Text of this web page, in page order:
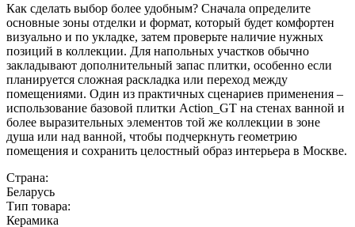
Как сделать выбор более удобным? Сначала определите
основные зоны отделки и формат, который будет комфортен
визуально и по укладке, затем проверьте наличие нужных
позиций в коллекции. Для напольных участков обычно
закладывают дополнительный запас плитки, особенно если
планируется сложная раскладка или переход между
помещениями. Один из практичных сценариев применения –
использование базовой плитки Action_GT на стенах ванной и
более выразительных элементов той же коллекции в зоне
душа или над ванной, чтобы подчеркнуть геометрию
помещения и сохранить целостный образ интерьера в Москве.
Страна:
Беларусь
Тип товара:
Керамика